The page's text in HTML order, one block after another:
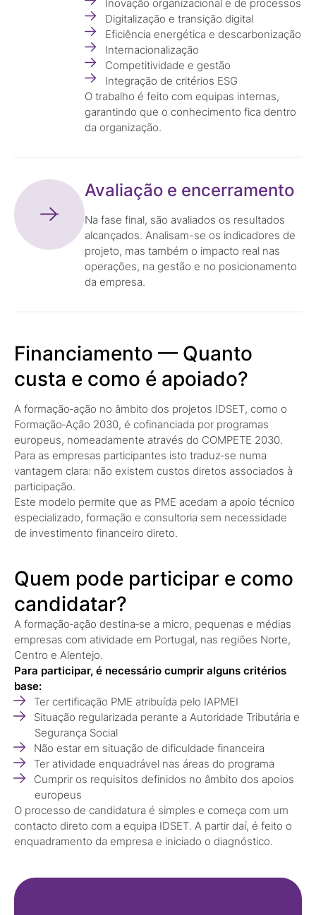
Inovação organizacional e de processos
Digitalização e transição digital
Eficiência energética e descarbonização
Internacionalização
Competitividade e gestão
Integração de critérios ESG
O trabalho é feito com equipas internas,
garantindo que o conhecimento fica dentro
da organização.
Avaliação e encerramento
Na fase final, são avaliados os resultados
alcançados. Analisam-se os indicadores de
projeto, mas também o impacto real nas
operações, na gestão e no posicionamento
da empresa.
Financiamento — Quanto
custa e como é apoiado?
A formação‑ação no âmbito dos projetos IDSET, como o
Formação‑Ação 2030, é cofinanciada por programas
europeus, nomeadamente através do COMPETE 2030.
Para as empresas participantes isto traduz‑se numa
vantagem clara: não existem custos diretos associados à
participação.
Este modelo permite que as PME acedam a apoio técnico
especializado, formação e consultoria sem necessidade
de investimento financeiro direto.
Quem pode participar e como
candidatar?
A formação‑ação destina‑se a micro, pequenas e médias
empresas com atividade em Portugal, nas regiões Norte,
Centro e Alentejo.
Para participar, é necessário cumprir alguns critérios
base:
Ter certificação PME atribuída pelo IAPMEI
Situação regularizada perante a Autoridade Tributária e
Segurança Social
Não estar em situação de dificuldade financeira
Ter atividade enquadrável nas áreas do programa
Cumprir os requisitos definidos no âmbito dos apoios
europeus
O processo de candidatura é simples e começa com um
contacto direto com a equipa IDSET. A partir daí, é feito o
enquadramento da empresa e iniciado o diagnóstico.